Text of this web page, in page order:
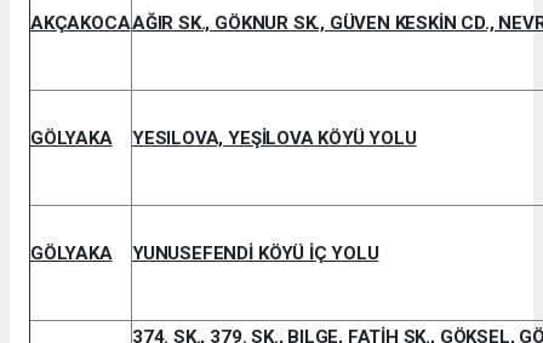
AKÇAKOCAAĞIR SK., GÖKNUR SK., GÜVEN KESKİN CD.,
GÖLYAKA YESILOVA, YEŞİLOVA KÖYÜ YOLU
GÖLYAKA YUNUSEFENDİ KÖYÜ İÇ YOLU
374. SK., 379. SK., BILGE, FATİH SK., GÖKSEL,